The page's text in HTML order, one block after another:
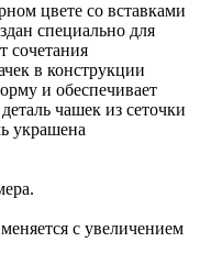
цвете со вставками
специально для
в конструкции
и обеспечивает
чашек из сеточки
украшена
с увеличением